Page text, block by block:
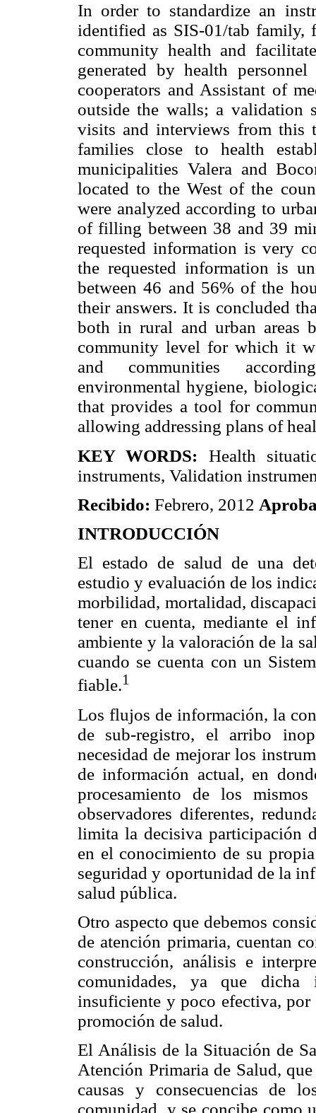
In order to standardize an
identified as SIS-01/tab
community health and
generated by health
cooperators and Assistant of
outside the walls; a validation
visits and interviews from this
families close to health
municipalities Valera and
located to the West of the
were analyzed according to
of filling between 38 and 39
requested information is very
the requested information is
between 46 and 56% of the
their answers. It is concluded
both in rural and urban areas
community level for which it
and communities
environmental hygiene,
that provides a tool for
allowing addressing plans of
KEY WORDS: Health
instruments, Validation
Recibido: Febrero, 2012
INTRODUCCIÓN
El estado de salud de una
estudio y evaluación de los
morbilidad, mortalidad,
tener en cuenta, mediante el
ambiente y la valoración de la
cuando se cuenta con un
fiable.1
Los flujos de información, la
de sub-registro, el arribo
necesidad de mejorar los
de información actual, en
procesamiento de los
observadores diferentes,
limita la decisiva participación
en el conocimiento de su
seguridad y oportunidad de la
salud pública.
Otro aspecto que debemos
de atención primaria, cuentan
construcción, análisis e
comunidades, ya que
insuficiente y poco efectiva,
promoción de salud.
El Análisis de la Situación de
Atención Primaria de Salud,
causas y consecuencias de
comunidad, y se concibe